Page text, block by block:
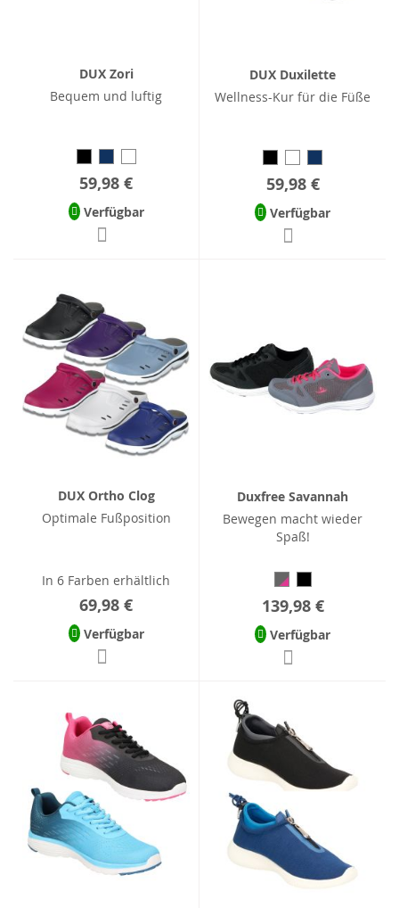
DUX Zori
Bequem und luftig
59,98 €
Verfügbar
DUX Duxilette
Wellness-Kur für die Füße
59,98 €
Verfügbar
DUX Ortho Clog
Optimale Fußposition
In 6 Farben erhältlich
69,98 €
Verfügbar
Duxfree Savannah
Bewegen macht wieder
Spaß!
139,98 €
Verfügbar